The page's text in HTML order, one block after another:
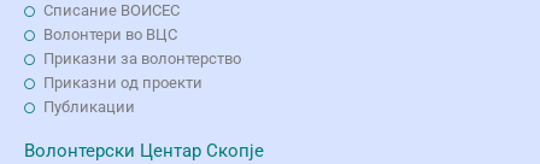
Списание ВОИСЕС
Волонтери во ВЦС
Приказни за волонтерство
Приказни од проекти
Публикации
Волонтерски Центар Скопје